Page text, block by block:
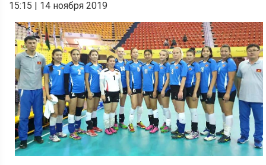
15:15 | 14 ноября 2019